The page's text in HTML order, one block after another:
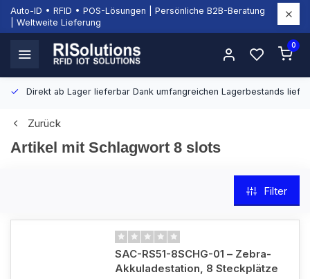
Auto-ID • RFID • POS-Lösungen | Persönliche B2B-Beratung
| Weltweite Lieferung
0
Direkt ab Lager lieferbar Dank umfangreichen Lagerbestands
Zurück
Artikel mit Schlagwort 8 slots
Filter
SAC-RS51-8SCHG-01 – Zebra-
Akkuladestation, 8 Steckplätze